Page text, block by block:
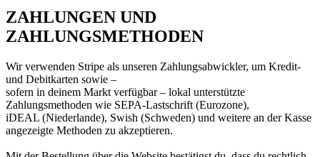
ZAHLUNGEN UND
ZAHLUNGSMETHODEN
Wir verwenden Stripe als unseren Zahlungsabwickler, um Kredit-
und Debitkarten sowie –
sofern in deinem Markt verfügbar – lokal unterstützte
Zahlungsmethoden wie SEPA-Lastschrift (Eurozone),
iDEAL (Niederlande), Swish (Schweden) und weitere an der Kasse
angezeigte Methoden zu akzeptieren.